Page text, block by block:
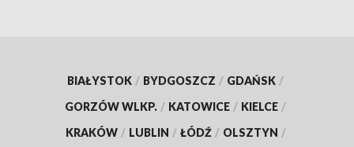
BIAŁYSTOK / BYDGOSZCZ / GDAŃSK /
GORZÓW WLKP. / KATOWICE / KIELCE /
KRAKÓW / LUBLIN / ŁÓDŹ / OLSZTYN /